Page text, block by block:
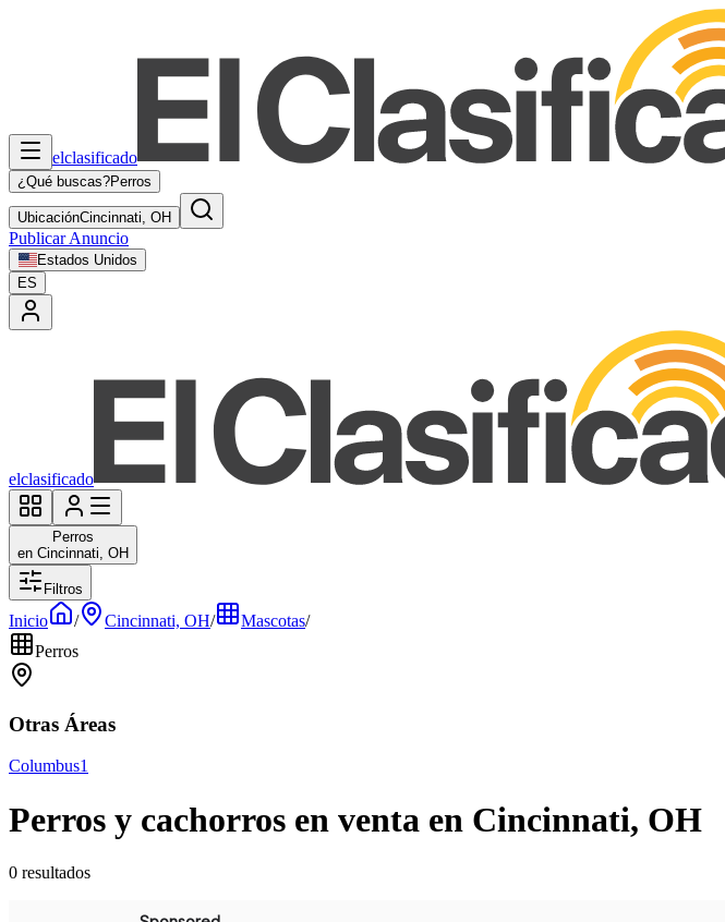
elclasificado
¿Qué buscas?Perros
UbicaciónCincinnati, OH
Publicar Anuncio
Estados Unidos
ES
elclasificado
Perros
en Cincinnati, OH
Filtros
Inicio / Cincinnati, OH/ Mascotas/
Perros
Otras Áreas
Columbus1
Perros y cachorros en venta en Cincinnati, OH
0 resultados